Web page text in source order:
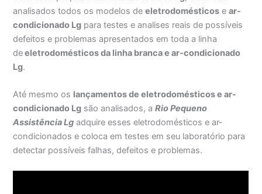
analisados todos os modelos deeletrodomésticos ear-
condicionado Lg para testes e analises reais de possíveis
defeitos e problemas apresentados em toda a linha
deeletrodomésticos da linha branca e ar-condicionado
Lg.
Até mesmo os lançamentos de eletrodomésticos e ar-
condicionado Lg são analisados, aRio Pequeno
Assistência Lg adquire esses eletrodomésticos e ar-
condicionados e coloca em testes em seu laboratório para
detectar possíveis falhas, defeitos e problemas.